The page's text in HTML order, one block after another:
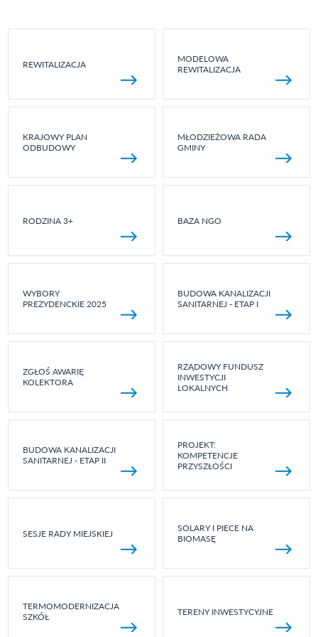
REWITALIZACJA
MODELOWA
REWITALIZACJA
KRAJOWY PLAN
ODBUDOWY
MŁODZIEŻOWA RADA
GMINY
RODZINA 3+ BAZA NGO
WYBORY
PREZYDENCKIE 2025
BUDOWA KANALIZACJI
SANITARNEJ - ETAP I
ZGŁOŚ AWARIĘ
KOLEKTORA
RZĄDOWY FUNDUSZ
INWESTYCJI
LOKALNYCH
BUDOWA KANALIZACJI
SANITARNEJ - ETAP II
PROJEKT:
KOMPETENCJE
PRZYSZŁOŚCI
SESJE RADY MIEJSKIEJ
SOLARY I PIECE NA
BIOMASĘ
TERMOMODERNIZACJA
SZKÓŁ
TERENY INWESTYCYJNE